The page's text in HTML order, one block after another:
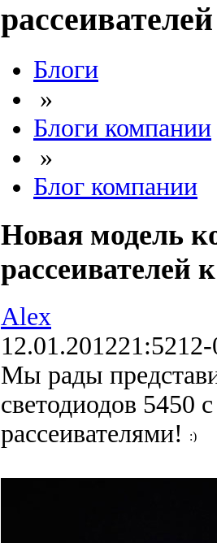
Блоги
»
Блоги компании
»
Блог компании
Новая модель
рассеивателей
Alex
12.01.201221:52
Мы рады
светодиодов
рассеивателями!